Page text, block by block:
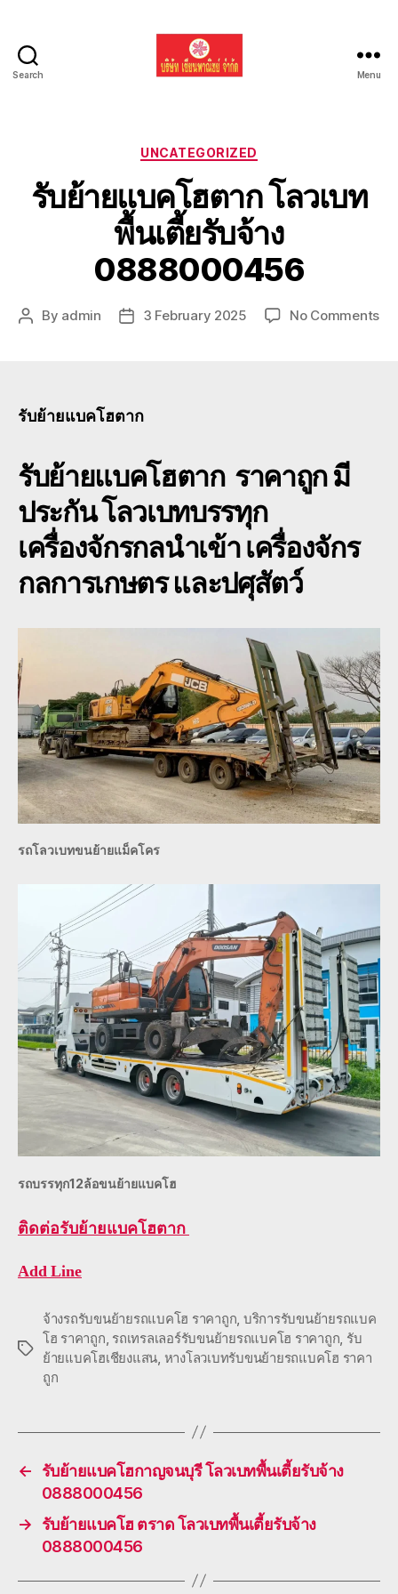
Search
รถ
โฮ
ทั่ว
ประเทศ.com
Menu
Categories
UNCATEGORIZED
รับย้ายแบคโฮตาก โลวเบท
พื้นเตี้ยรับจ้าง
0888000456
Post
By admin
Post3 February 2025 No Commentson
รับย้ายแบคโฮตาก
รับย้ายแบคโฮตาก ราคาถูก มี
ประกัน โลวเบทบรรทุก
เครื่องจักรกลนำเข้า เครื่องจักร
กลการเกษตร และปศุสัตว์
รถโลวเบทขนย้ายแม็คโคร
รถบรรทุก12ล้อขนย้ายแบคโฮ
ติดต่อรับย้ายแบคโฮตาก
Add Line
Tags
จ้างรถรับขนย้ายรถแบคโฮ ราคาถูก, บริการรับขนย้ายรถแบค
โฮ ราคาถูก, รถเทรลเลอร์รับขนย้ายรถแบคโฮ ราคาถูก, รับ
ย้ายแบคโฮเชียงแสน, หางโลวเบทรับขนย้ายรถแบคโฮ ราคา
ถูก
←
รับย้ายแบคโฮกาญจนบุรี โลวเบทพื้นเตี้ยรับจ้าง
0888000456
→
รับย้ายแบคโฮ ตราด โลวเบทพื้นเตี้ยรับจ้าง
0888000456